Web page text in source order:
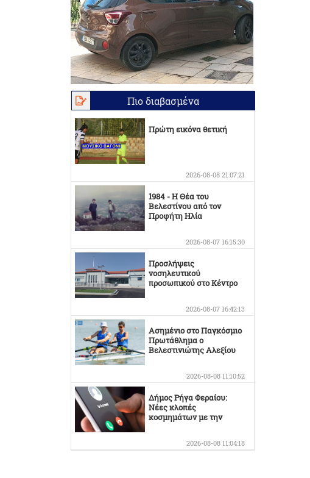
Πιο διαβασμένα
Πρώτη εικόνα θετική
2026-08-08 21:07:21
1984 - Η Θέα του
Βελεστίνου από τον
Προφήτη Ηλία
2026-08-07 16:15:30
Προσλήψεις
νοσηλευτικού
προσωπικού στο Κέντρο
2026-08-07 16:42:13
Ασημένιο στο Παγκόσμιο
Πρωτάθλημα ο
Βελεστινιώτης Αλεξίου
2026-08-08 11:10:52
Δήμος Ρήγα Φεραίου:
Νέες κλοπές
κοσμημάτων με την
2026-08-08 11:04:18